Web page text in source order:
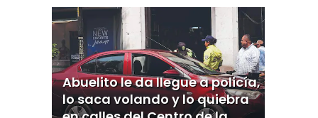
Abuelito le da llegue a policía,
lo saca volando y lo quiebra